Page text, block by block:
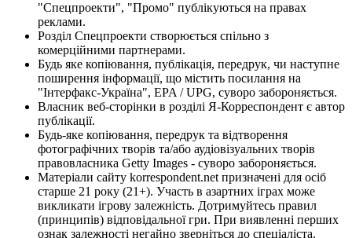
"Спецпроекти", "Промо" публікуються на правах
реклами.
Розділ Спецпроекти створюється спільно з
комерційними партнерами.
Будь яке копіювання, публікація, передрук, чи наступне
поширення інформації, що містить посилання на
"Інтерфакс-Україна", EPA / UPG, суворо забороняється.
Власник веб-сторінки в розділі Я-Корреспондент є автор
публікації.
Будь-яке копіювання, передрук та відтворення
фотографічних творів та/або аудіовізуальних творів
правовласника Getty Images - суворо забороняється.
Матеріали сайту korrespondent.net призначені для осіб
старше 21 року (21+). Участь в азартних іграх може
викликати ігрову залежність. Дотримуйтесь правил
(принципів) відповідальної гри. При виявленні перших
ознак залежності негайно зверніться до спеціаліста.